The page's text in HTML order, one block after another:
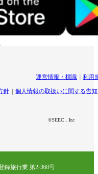
運営情報・標識 利用
針 個人情報の取扱いに関する告
©SEEC . Inc
録旅行業 第2-368号